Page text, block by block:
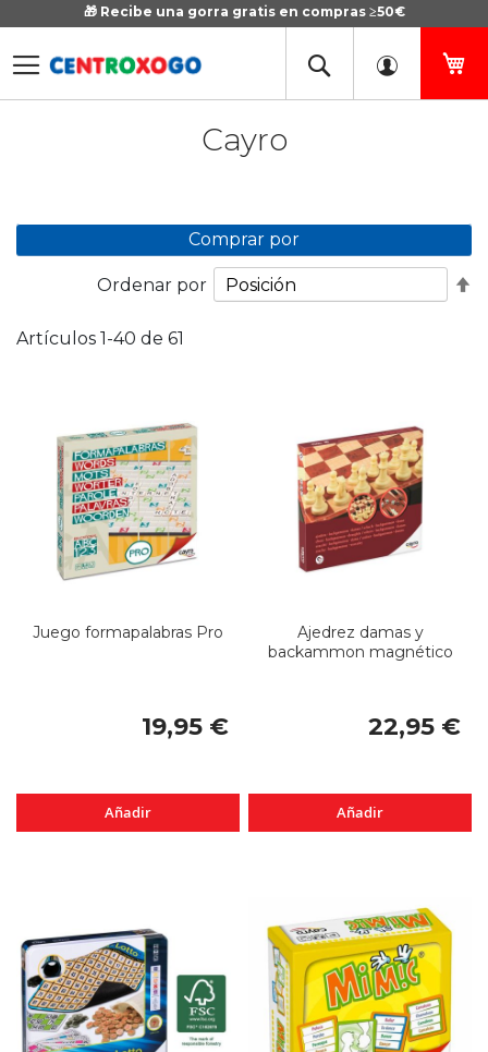
🎁 Recibe una gorra gratis en compras ≥50€
Ir
Cayro
Artículos 1-40 de 61
Ordenar por
Juego formapalabras Pro
19,95 €
Añadir
Ajedrez damas y
backammon magnético
22,95 €
Añadir
Comprar por